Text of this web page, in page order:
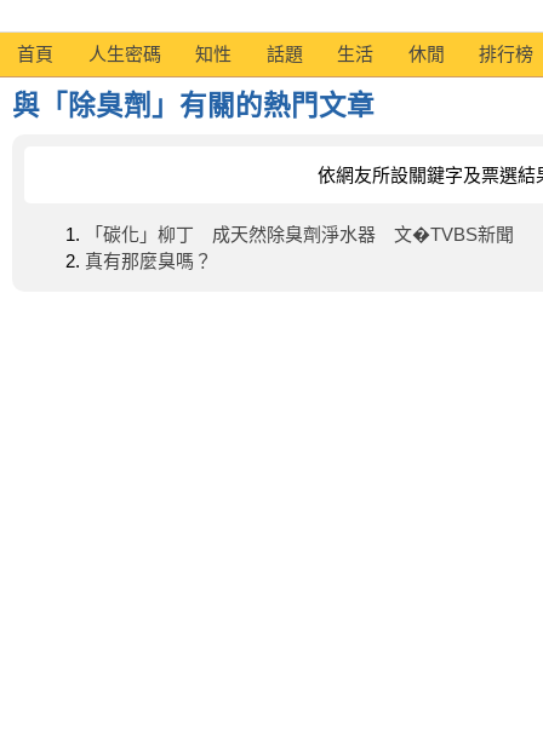
首頁 人生密碼 知性 話題 生活 休閒 排行榜
與「除臭劑」有關的熱門文章
依網友所設關鍵字及票選結
「碳化」柳丁 成天然除臭劑淨水器 文�TVBS新聞
真有那麼臭嗎？